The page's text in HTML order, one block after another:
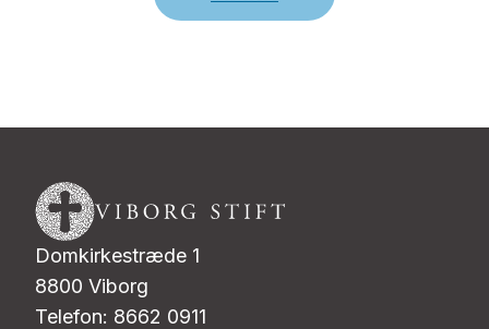
Domkirkestræde 1
8800 Viborg
Telefon: 8662 0911